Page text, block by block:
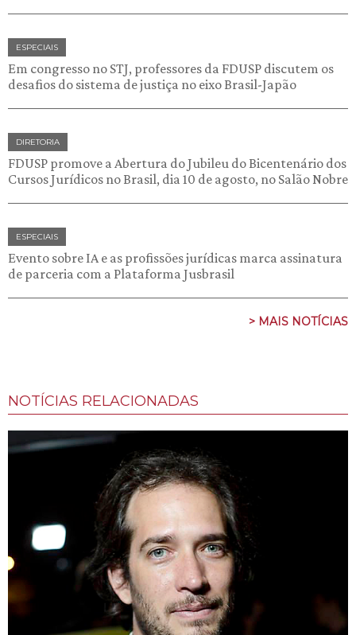
ESPECIAIS
Em congresso no STJ, professores da FDUSP discutem os
desafios do sistema de justiça no eixo Brasil-Japão
DIRETORIA
FDUSP promove a Abertura do Jubileu do Bicentenário dos
Cursos Jurídicos no Brasil, dia 10 de agosto, no Salão Nobre
ESPECIAIS
Evento sobre IA e as profissões jurídicas marca assinatura
de parceria com a Plataforma Jusbrasil
> MAIS NOTÍCIAS
NOTÍCIAS RELACIONADAS